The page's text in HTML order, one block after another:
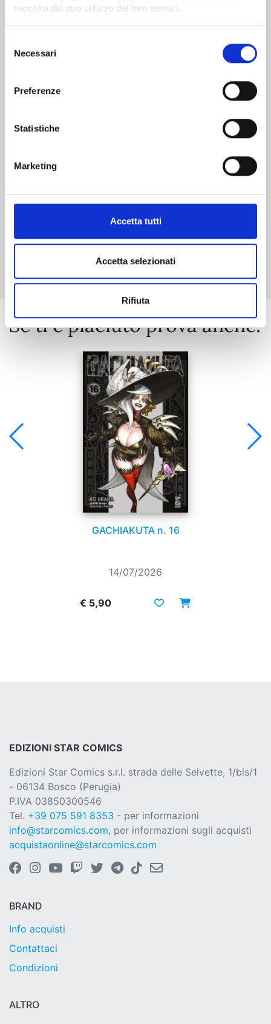
raccolto dal suo utilizzo dei loro servizi.
delNecessari
Preferenze
Statistiche
Marketing
Accetta tutti
Accetta selezionati
Rifiuta
Mostra tutto
Se ti è piaciuto prova anche:
GACHIAKUTA n. 16
14/07/2026
€ 5,90
EDIZIONI STAR COMICS
Edizioni Star Comics s.r.l. strada delle Selvette, 1/bis/1
- 06134 Bosco (Perugia)
P.IVA 03850300546
Tel. +39 075 591 8353 - per informazioni
info@starcomics.com, per informazioni sugli acquisti
acquistaonline@starcomics.com
BRAND
Info acquisti
Contattaci
Condizioni
ALTRO